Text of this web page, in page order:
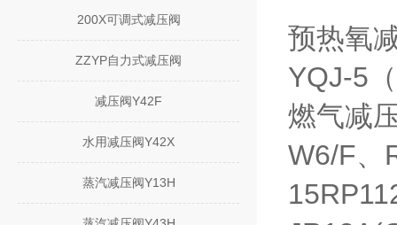
200X可调式减压阀
ZZYP自力式减压阀
减压阀Y42F
水用减压阀Y42X
蒸汽减压阀Y13H
预热氧
YQJ-5
燃气减
W6/F、